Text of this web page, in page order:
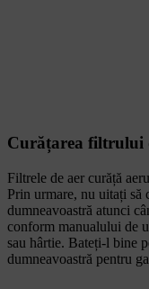
Curățarea filtrului
Filtrele de aer curăță
Prin urmare, nu uitați să
dumneavoastră atunci
conform manualului de
sau hârtie. Bateți-l bine
dumneavoastră pentru